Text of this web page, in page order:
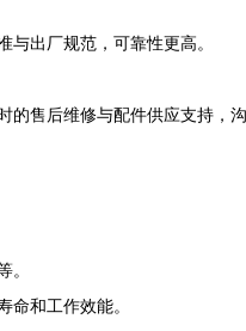
出厂规范，可靠性更高。
售后维修与配件供应支持，
。
命和工作效能。